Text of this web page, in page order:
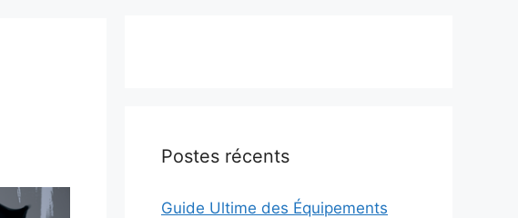
Postes récents
Guide Ultime des Équipements